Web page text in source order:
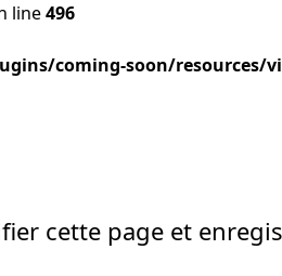
line496
coming-soon/resources/
cette page et